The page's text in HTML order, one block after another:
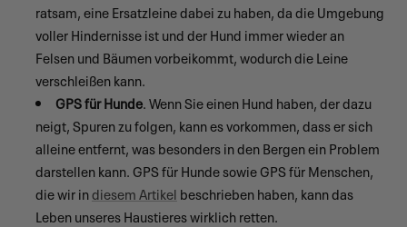
ratsam, eine Ersatzleine dabei zu haben, da die Umgebung
voller Hindernisse ist und der Hund immer wieder an
Felsen und Bäumen vorbeikommt, wodurch die Leine
verschleißen kann.
GPS für Hunde. Wenn Sie einen Hund haben, der dazu
neigt, Spuren zu folgen, kann es vorkommen, dass er sich
alleine entfernt, was besonders in den Bergen ein Problem
darstellen kann. GPS für Hunde sowie GPS für Menschen,
die wir indiesem Artikel beschrieben haben, kann das
Leben unseres Haustieres wirklich retten.